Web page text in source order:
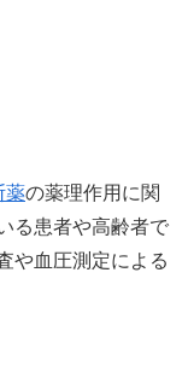
薬の薬理作用に関
る患者や高齢者で
や血圧測定による